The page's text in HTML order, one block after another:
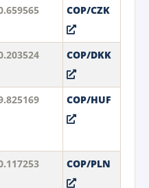
COP/CZK
COP/DKK
COP/HUF
COP/PLN